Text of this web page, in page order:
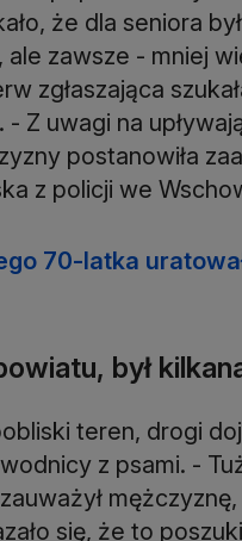
że dla seniora
zawsze - mniej
zgłaszająca
Z uwagi na
postanowiła
z policji we
70-latka
był
teren, drogi
z psami. -
się, że to